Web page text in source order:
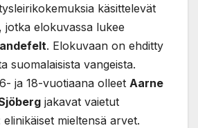
käsittelevät
jotka elokuvassa lukee
. Elokuvaan on ehditty
suomalaisista vangeista.
ja 18-vuotiaana olleet Aarne
jakavat vaietut
mieltensä arvet.